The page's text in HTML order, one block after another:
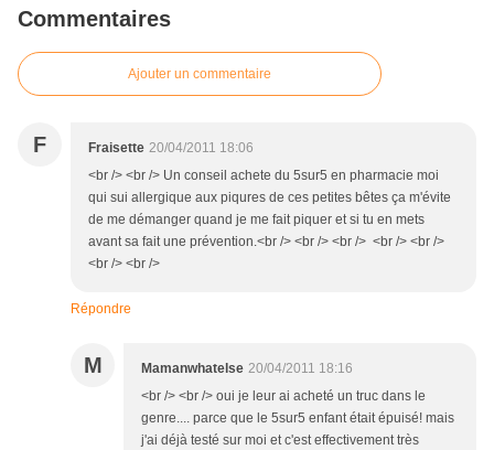
Commentaires
Ajouter un commentaire
F Fraisette 20/04/2011 18:06
<br /> <br /> Un conseil achete du 5sur5 en pharmacie moi
qui sui allergique aux piqures de ces petites bêtes ça m'évite
de me démanger quand je me fait piquer et si tu en mets
avant sa fait une prévention.<br /> <br /> <br /> <br /> <br />
<br /> <br />
Répondre
M Mamanwhatelse 20/04/2011 18:16
<br /> <br /> oui je leur ai acheté un truc dans le
genre.... parce que le 5sur5 enfant était épuisé! mais
j'ai déjà testé sur moi et c'est effectivement très